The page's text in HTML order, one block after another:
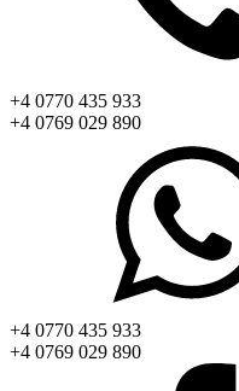
+4 0770 435 933
+4 0769 029 890
+4 0770 435 933
+4 0769 029 890